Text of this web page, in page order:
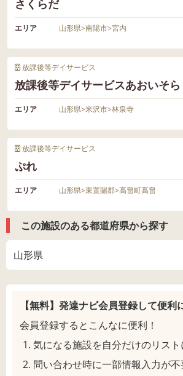
さくらだ
エリア 山形県>南陽市>宮内
放課後等デイサービス
放課後等デイサービスあおいそら
エリア 山形県>米沢市>林泉寺
放課後等デイサービス
ぷれ
エリア 山形県>東置賜郡>高畠町高畠
この施設のある都道府県から探す
山形県
【無料】発達ナビ会員登録して便利
会員登録するとこんなに便利！
気になる施設を自分だけのリス
問い合わせ時に一部情報入力が不